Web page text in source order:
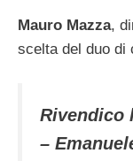
Mauro Mazza,
scelta del duo
Rivendico
–